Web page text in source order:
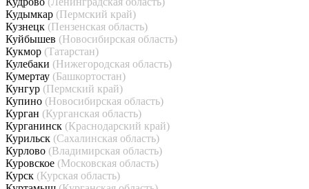
Кудымкар (Пермский край)
Кузнецк (Пензенская область)
Куйбышев (Новосибирская область)
Кукмор (Татарстан)
Кулебаки (Нижегородская область)
Кумертау (Башкортостан)
Кунгур (Пермский край)
Купино (Новосибирская область)
Курган (Курганская область)
Курганинск (Краснодарский край)
Курильск (Сахалинская область)
Курлово (Владимирская область)
Куровское (Московская область)
Курск (Курская область)